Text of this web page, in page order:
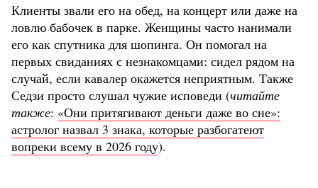
Клиенты звали его на обед, на концерт или даже на
ловлю бабочек в парке. Женщины часто нанимали
его как спутника для шопинга. Он помогал на
первых свиданиях с незнакомцами: сидел рядом на
случай, если кавалер окажется неприятным. Также
Седзи просто слушал чужие исповеди (читайте
также: «Они притягивают деньги даже во сне»:
астролог назвал 3 знака, которые разбогатеют
вопреки всему в 2026 году).